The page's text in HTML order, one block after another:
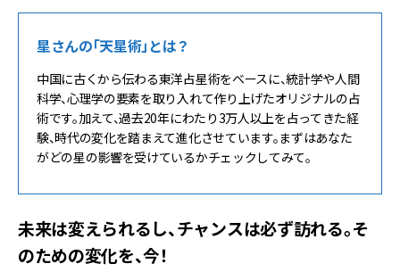
星さんの「天星術」とは？
中国に古くから伝わる東洋占星術をベースに、統計学や人間
科学、心理学の要素を取り入れて作り上げたオリジナルの占
術です。加えて、過去20年にわたり3万人以上を占ってきた経
験、時代の変化を踏まえて進化させています。まずはあなた
がどの星の影響を受けているかチェックしてみて。
未来は変えられるし、チャンスは必ず訪れる。そ
のための変化を、今！